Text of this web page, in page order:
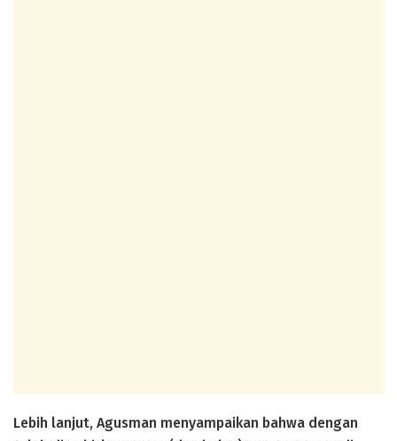
Lebih lanjut, Agusman menyampaikan bahwa dengan